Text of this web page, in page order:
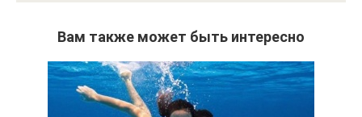
Вам также может быть интересно